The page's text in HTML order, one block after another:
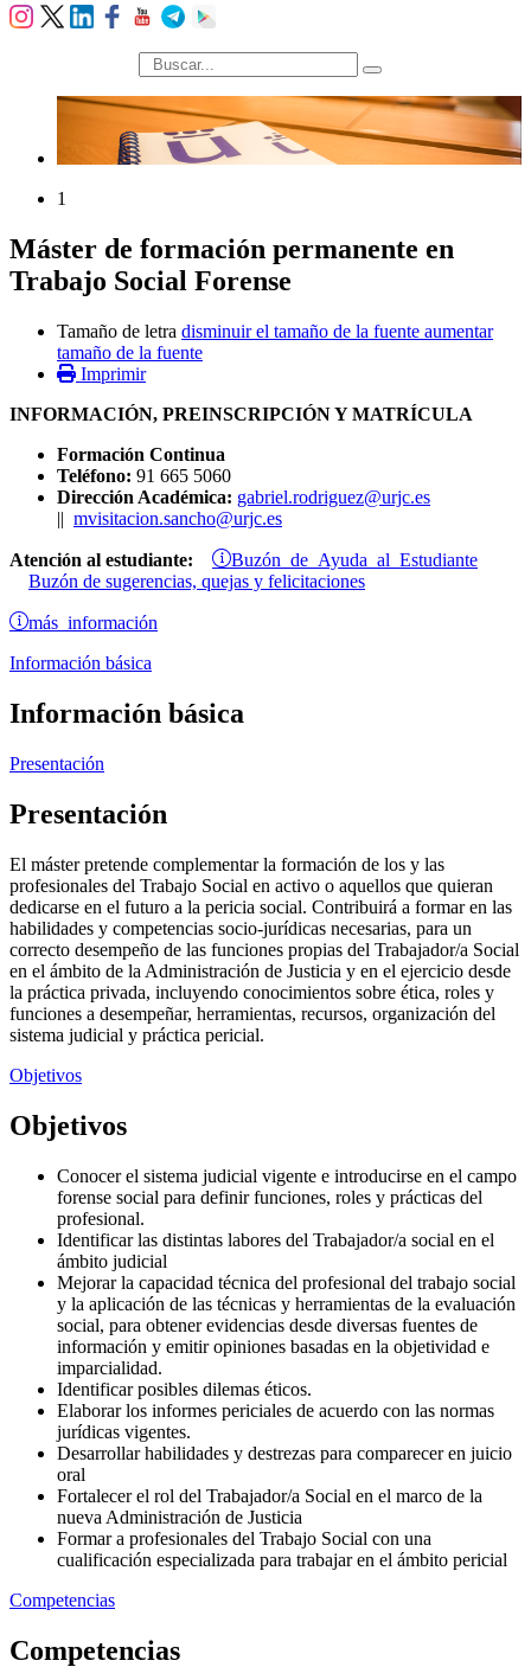
búsqueda
1
Máster de formación permanente en
Trabajo Social Forense
Tamaño de letra disminuir el tamaño de la fuente aumentar
tamaño de la fuente
Imprimir
INFORMACIÓN, PREINSCRIPCIÓN Y MATRÍCULA
Formación Continua
Teléfono: 91 665 5060
Dirección Académica: gabriel.rodriguez@urjc.es
|| mvisitacion.sancho@urjc.es
Atención al estudiante: Buzón de Ayuda al Estudiante
Buzón de sugerencias, quejas y felicitaciones
más información
Información básica
Información básica
Presentación
Presentación
El máster pretende complementar la formación de los y las
profesionales del Trabajo Social en activo o aquellos que quieran
dedicarse en el futuro a la pericia social. Contribuirá a formar en las
habilidades y competencias socio-jurídicas necesarias, para un
correcto desempeño de las funciones propias del Trabajador/a Social
en el ámbito de la Administración de Justicia y en el ejercicio desde
la práctica privada, incluyendo conocimientos sobre ética, roles y
funciones a desempeñar, herramientas, recursos, organización del
sistema judicial y práctica pericial.
Objetivos
Objetivos
Conocer el sistema judicial vigente e introducirse en el campo
forense social para definir funciones, roles y prácticas del
profesional.
Identificar las distintas labores del Trabajador/a social en el
ámbito judicial
Mejorar la capacidad técnica del profesional del trabajo social
y la aplicación de las técnicas y herramientas de la evaluación
social, para obtener evidencias desde diversas fuentes de
información y emitir opiniones basadas en la objetividad e
imparcialidad.
Identificar posibles dilemas éticos.
Elaborar los informes periciales de acuerdo con las normas
jurídicas vigentes.
Desarrollar habilidades y destrezas para comparecer en juicio
oral
Fortalecer el rol del Trabajador/a Social en el marco de la
nueva Administración de Justicia
Formar a profesionales del Trabajo Social con una
cualificación especializada para trabajar en el ámbito pericial
Competencias
Competencias